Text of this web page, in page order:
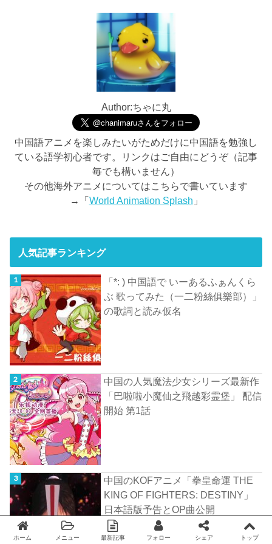
Author:ちゃに丸
中国語アニメを楽しみたいがためだけに中国語を勉強し
ている語学初心者です。リンクはご自由にどうぞ（記事
毎でも構いません）
その他海外アニメについてはこちらで書いています
→「World Animation Splash 」
人気記事ランキング
「*: ) 中国語で いーあるふぁんくら
ぶ 歌ってみた（一二粉絲俱樂部）」
の歌詞と読み仮名
中国の人気魔法少女シリーズ最新作
「巴啦啦小魔仙之飛越彩霊堡」 配信
開始 第1話
中国のKOFアニメ「拳皇命運 THE
KING OF FIGHTERS: DESTINY」
日本語版予告とOP曲公開
ホーム メニュー 最新記事 フォロー シェア トップ
Twitter facebook